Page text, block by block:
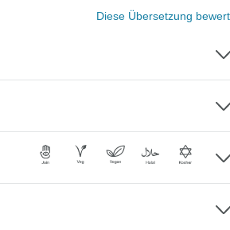
Diese Übersetzung